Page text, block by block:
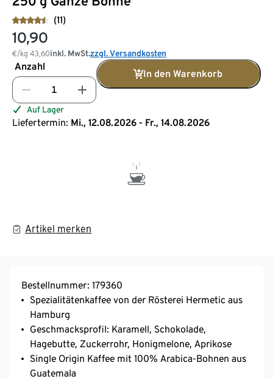
(11)
10,90
€/kg 43,60inkl. MwSt.zzgl. Versandkosten
Anzahl
In den Warenkorb
Auf Lager
Liefertermin: Mi., 12.08.2026 - Fr., 14.08.2026
Artikel merken
Bestellnummer: 179360
Spezialitätenkaffee von der Rösterei Hermetic aus
Hamburg
Geschmacksprofil: Karamell, Schokolade,
Hagebutte, Zuckerrohr, Honigmelone, Aprikose
Single Origin Kaffee mit 100% Arabica-Bohnen aus
Guatemala